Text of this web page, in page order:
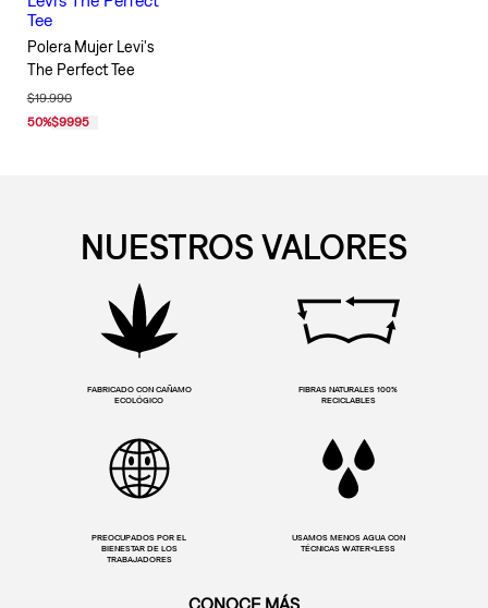
Polera Mujer Levi's
The Perfect Tee
$19.990
50%$9995
NUESTROS VALORES
FABRICADO CON CAÑAMO
ECOLÓGICO
FIBRAS NATURALES 100%
RECICLABLES
PREOCUPADOS POR EL
BIENESTAR DE LOS
TRABAJADORES
USAMOS MENOS AGUA CON
TÉCNICAS WATER<LESS
CONOCE MÁS